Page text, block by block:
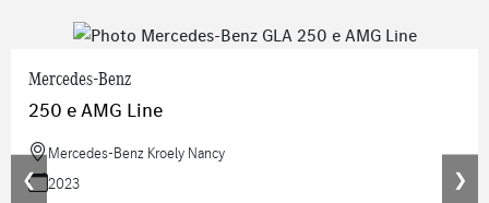
❮
Mercedes-Benz
250 e AMG Line
Mercedes-Benz Kroely Nancy
2023
❯